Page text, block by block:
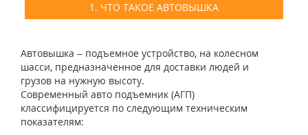
1. ЧТО ТАКОЕ АВТОВЫШКА
Автовышка – подъемное устройство, на колесном
шасси, предназначенное для доставки людей и
грузов на нужную высоту.
Современный авто подъемник (АГП)
классифицируется по следующим техническим
показателям: